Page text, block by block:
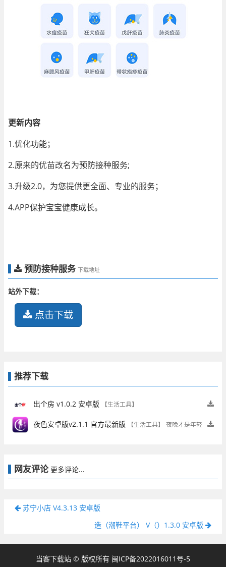
更新内容
1.优化功能；
2.原来的优苗改名为预防接种服务;
3.升级2.0，为您提供更全面、专业的服务；
4.APP保护宝宝健康成长。
预防接种服务 下载地址
站外下载：
点击下载
推荐下载
出个房 v1.0.2 安卓版 【生活工具】
夜色安卓版v2.1.1 官方最新版 【生活工具】
夜晚才是年轻
网友评论 更多评论...
苏宁小店 V4.3.13 安卓版
造（潮鞋平台） V（）1.3.0 安卓版
当客下载站 © 版权所有 闽ICP备2022016011号-5